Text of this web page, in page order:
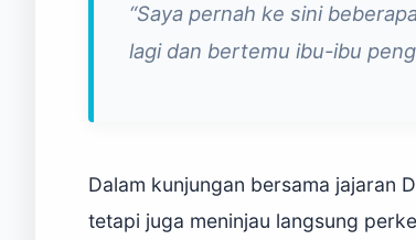
“Saya pernah ke sini
lagi dan bertemu ibu-ibu
Dalam kunjungan bersama jajaran
tetapi juga meninjau langsung